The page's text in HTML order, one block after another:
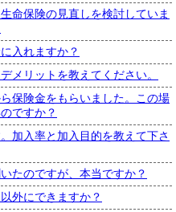
命保険の見直しを検討していま
入れますか？
メリットを教えてください。
保険金をもらいました。この場
ですか？
加入率と加入目的を教えて下さ
たのですが、本当ですか？
外にできますか？